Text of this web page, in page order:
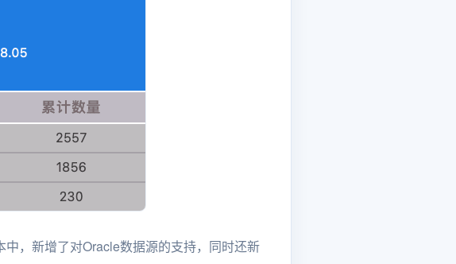
，新增了对Oracle数据源的支持，同时还新